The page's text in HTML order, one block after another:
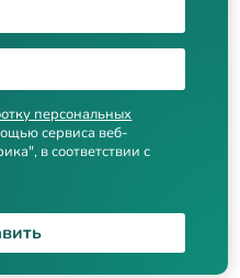
персональных
сервиса веб-
в соответствии с